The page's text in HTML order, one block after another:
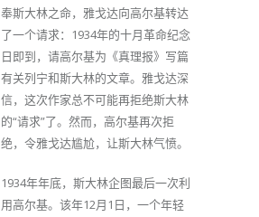
奉斯大林之命，雅戈达向高尔基转达
了一个请求：1934年的十月革命纪念
日即到，请高尔基为《真理报》写篇
有关列宁和斯大林的文章。雅戈达深
信，这次作家总不可能再拒绝斯大林
的“请求”了。然而，高尔基再次拒
绝，令雅戈达尴尬，让斯大林气愤。
1934年年底，斯大林企图最后一次利
用高尔基。该年12月1日，一个年轻